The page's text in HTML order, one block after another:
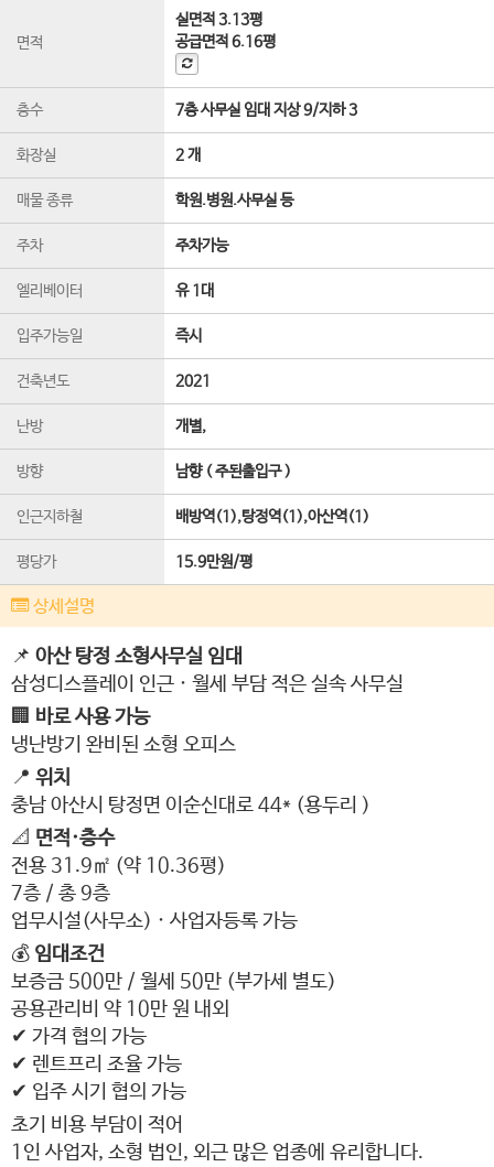
면적
실면적3.13평
공급면적6.16평
층수 7층 사무실 임대 지상 9/지하 3
화장실 2 개
매물 종류 학원.병원.사무실 등
주차 주차가능
엘리베이터 유 1 대
입주가능일 즉시
건축년도 2021
난방 개별,
방향 남향 ( 주된출입구 )
인근지하철 배방역(1),탕정역(1),아산역(1)
평당가 15.9만원/평
상세설명
📌 아산 탕정 소형사무실 임대
삼성디스플레이 인근 · 월세 부담 적은 실속 사무실
🏢 바로 사용 가능
냉난방기 완비된 소형 오피스
📍 위치
충남 아산시 탕정면 이순신대로 44* (용두리 )
📐 면적·층수
전용 31.9㎡ (약 10.36평)
7층 / 총 9층
업무시설(사무소) · 사업자등록 가능
💰 임대조건
보증금 500만 / 월세 50만 (부가세 별도)
공용관리비 약 10만 원 내외
✔ 가격 협의 가능
✔ 렌트프리 조율 가능
✔ 입주 시기 협의 가능
초기 비용 부담이 적어
1인 사업자, 소형 법인, 외근 많은 업종에 유리합니다.